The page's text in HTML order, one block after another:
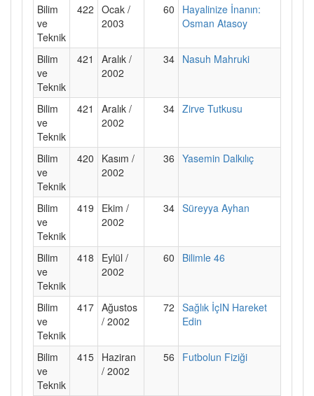
Bilim
ve
Teknik
422 Ocak /
2003
60
Hayalinize İnanın:
Osman Atasoy
Bilim
ve
Teknik
421
Aralık /
2002
34 Nasuh Mahruki
Bilim
ve
Teknik
421
Aralık /
2002
34 Zirve Tutkusu
Bilim
ve
Teknik
420
Kasım /
2002
36 Yasemin Dalkılıç
Bilim
ve
Teknik
419
Ekim /
2002
34 Süreyya Ayhan
Bilim
ve
Teknik
418
Eylül /
2002
60 Bilimle 46
Bilim
ve
Teknik
417 Ağustos
/ 2002
72 Sağlık İçIN Hareket
Edin
Bilim
ve
Teknik
415 Haziran
/ 2002
56 Futbolun Fiziği